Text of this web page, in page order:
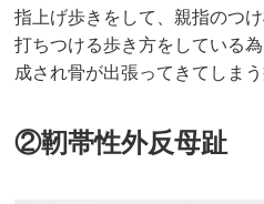
指上げ歩きをして、親指のつ
打ちつける歩き方をしている
成され骨が出張ってきてしまう
②靭帯性外反母趾